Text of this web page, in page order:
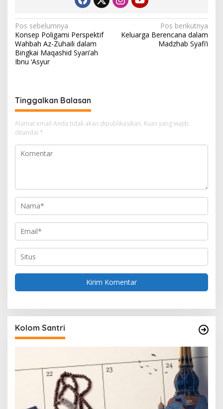
N
a
v
a
s
i
p
o
Pos sebelumnya
Konsep Poligami Perspektif
Wahbah Az-Zuhaili dalam
Bingkai Maqashid Syari’ah
Ibnu ‘Asyur
Pos berikutnya
Keluarga Berencana dalam
Madzhab Syafi’i
Tinggalkan Balasan
Alamat email Anda tidak akan dipublikasikan. Ruas yang wajib
ditandai *
Kolom Santri